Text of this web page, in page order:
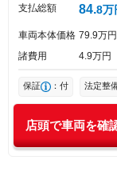
支払総額 84 8万
車両本体価格 79 9万円
諸費用
4 9万円
保証 ：付 法定整
店頭で車両を確